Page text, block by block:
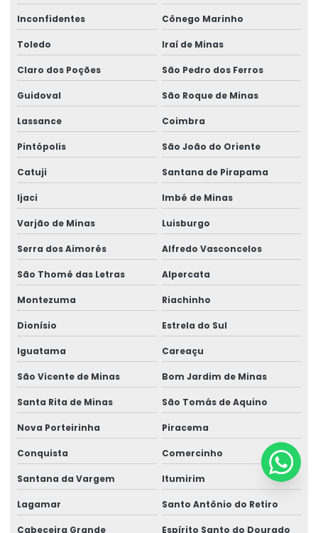
Inconfidentes Cônego Marinho
Toledo Iraí de Minas
Claro dos Poções São Pedro dos Ferros
Guidoval São Roque de Minas
Lassance Coimbra
Pintópolis São João do Oriente
Catuji Santana de Pirapama
Ijaci Imbé de Minas
Varjão de Minas Luisburgo
Serra dos Aimorés Alfredo Vasconcelos
São Thomé das Letras Alpercata
Montezuma Riachinho
Dionísio Estrela do Sul
Iguatama Careaçu
São Vicente de Minas Bom Jardim de Minas
Santa Rita de Minas São Tomás de Aquino
Nova Porteirinha Piracema
Conquista Comercinho
Santana da Vargem Itumirim
Lagamar Santo Antônio do Retiro
Cabeceira Grande Espírito Santo do Dourado